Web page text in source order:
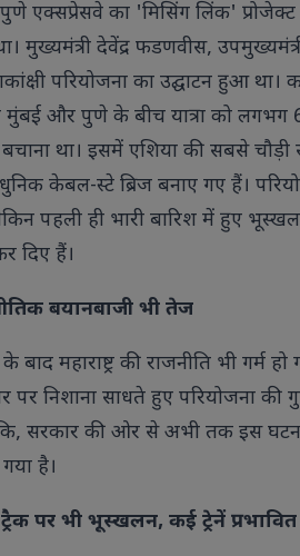
एक्सप्रेसवे का 'मिसिंग लिंक'
मुख्यमंत्री देवेंद्र फडणवीस,
परियोजना का उद्घाटन हुआ
मुंबई और पुणे के बीच यात्रा को लगभग
था। इसमें एशिया की सबसे
केबल-स्टे ब्रिज बनाए गए हैं।
पहली ही भारी बारिश में हुए
दिए हैं।
बयानबाजी भी तेज
बाद महाराष्ट्र की राजनीति भी
पर निशाना साधते हुए परियोजना की
सरकार की ओर से अभी तक इस
है।
पर भी भूस्खलन, कई ट्रेनें प्रभावित